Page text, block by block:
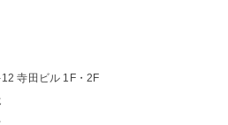
寺田ビル 1F・2F